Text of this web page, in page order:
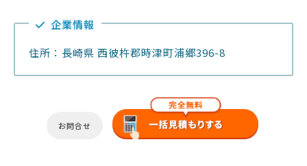
企業情報
住所：長崎県 西彼杵郡時津町浦郷396-8
お問合せ